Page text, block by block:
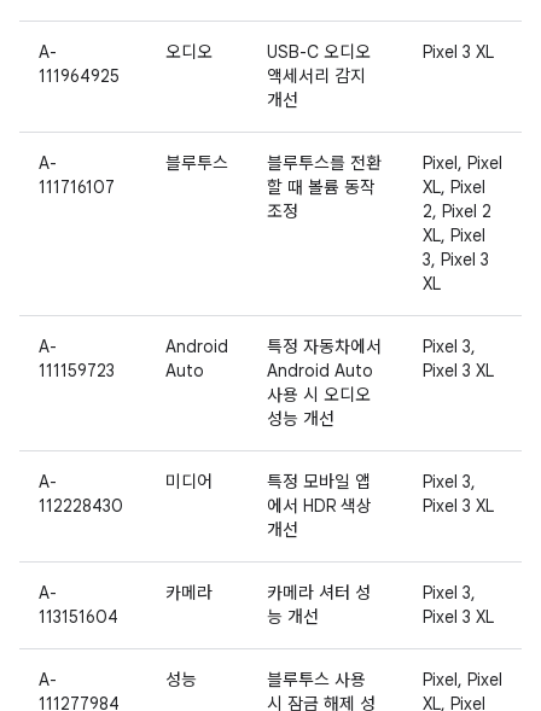
A-
111964925
오디오
USB-C 오디오
액세서리 감지
개선
Pixel 3 XL
A-
111716107
블루투스
블루투스를 전환
할 때 볼륨 동작
조정
Pixel, Pixel
XL, Pixel
2, Pixel 2
XL, Pixel
3, Pixel 3
XL
A-
111159723
Android
Auto
특정 자동차에서
Android Auto
사용 시 오디오
성능 개선
Pixel 3,
Pixel 3 XL
A-
112228430
미디어
특정 모바일 앱
에서 HDR 색상
개선
Pixel 3,
Pixel 3 XL
A-
113151604
카메라
카메라 셔터 성
능 개선
Pixel 3,
Pixel 3 XL
A-
111277984
성능
블루투스 사용
시 잠금 해제 성
Pixel, Pixel
XL, Pixel